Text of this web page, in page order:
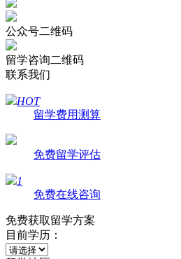
公众号二维码
留学咨询二维码
联系我们
HOT
留学费用测算
免费留学评估
1
免费在线咨询
免费获取留学方案
目前学历：